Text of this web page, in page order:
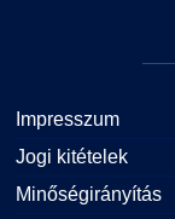
Impresszum
Jogi kitételek
Minőségirányítás